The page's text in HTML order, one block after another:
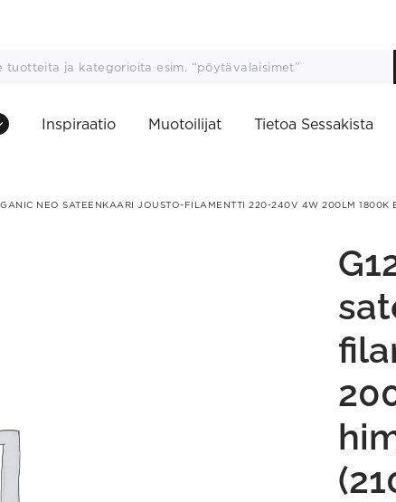
Inspiraatio Muotoilijat Tietoa Sessakista
NEO SATEENKAARI JOUSTO-FILAMENTTI 220-240V 4W 200LM 1800K